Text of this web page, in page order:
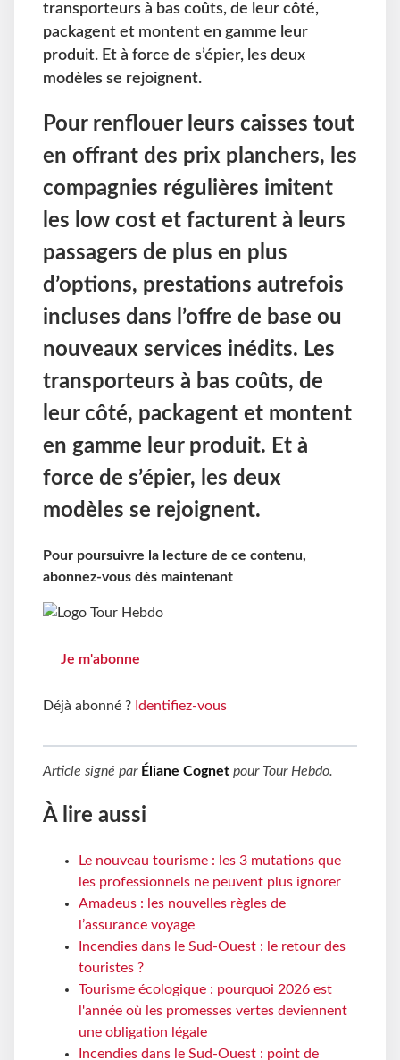
transporteurs à bas coûts, de leur côté,
packagent et montent en gamme leur
produit. Et à force de s’épier, les deux
modèles se rejoignent.
Pour renflouer leurs caisses tout
en offrant des prix planchers, les
compagnies régulières imitent
les low cost et facturent à leurs
passagers de plus en plus
d’options, prestations autrefois
incluses dans l’offre de base ou
nouveaux services inédits. Les
transporteurs à bas coûts, de
leur côté, packagent et montent
en gamme leur produit. Et à
force de s’épier, les deux
modèles se rejoignent.
Pour poursuivre la lecture de ce contenu,
abonnez-vous dès maintenant
Je m'abonne
Déjà abonné ? Identifiez-vous
Article signé par Éliane Cognet pour Tour Hebdo.
À lire aussi
Le nouveau tourisme : les 3 mutations que
les professionnels ne peuvent plus ignorer
Amadeus : les nouvelles règles de
l’assurance voyage
Incendies dans le Sud-Ouest : le retour des
touristes ?
Tourisme écologique : pourquoi 2026 est
l'année où les promesses vertes deviennent
une obligation légale
Incendies dans le Sud-Ouest : point de